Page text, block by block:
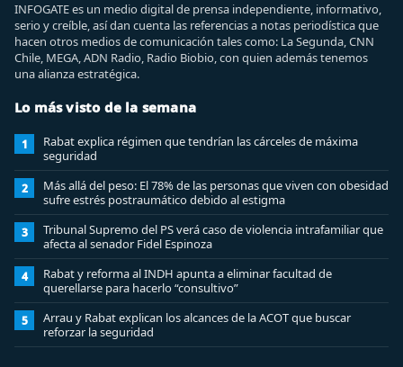
INFOGATE es un medio digital de prensa independiente, informativo,
serio y creíble, así dan cuenta las referencias a notas periodística que
hacen otros medios de comunicación tales como: La Segunda, CNN
Chile, MEGA, ADN Radio, Radio Biobio, con quien además tenemos
una alianza estratégica.
Lo más visto de la semana
1
Rabat explica régimen que tendrían las cárceles de máxima
seguridad
2
Más allá del peso: El 78% de las personas que viven con obesidad
sufre estrés postraumático debido al estigma
3
Tribunal Supremo del PS verá caso de violencia intrafamiliar que
afecta al senador Fidel Espinoza
4
Rabat y reforma al INDH apunta a eliminar facultad de
querellarse para hacerlo “consultivo”
5
Arrau y Rabat explican los alcances de la ACOT que buscar
reforzar la seguridad